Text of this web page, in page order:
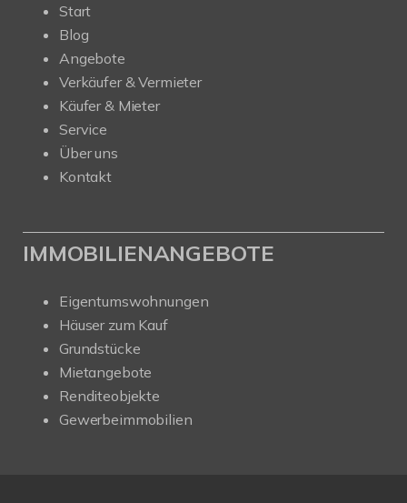
Start
Blog
Angebote
Verkäufer & Vermieter
Käufer & Mieter
Service
Über uns
Kontakt
IMMOBILIENANGEBOTE
Eigentumswohnungen
Häuser zum Kauf
Grundstücke
Mietangebote
Renditeobjekte
Gewerbeimmobilien